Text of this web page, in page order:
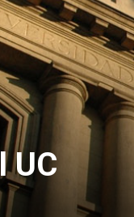
UC